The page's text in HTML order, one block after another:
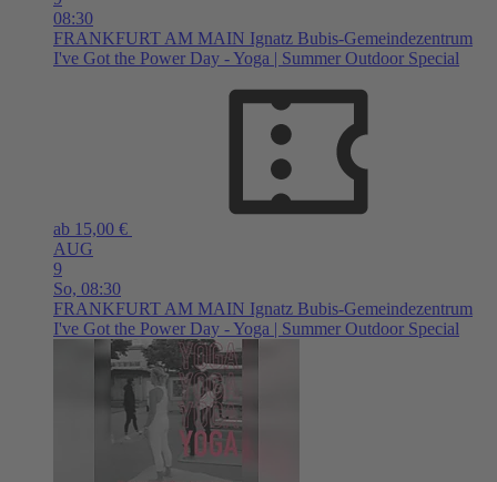
08:30
FRANKFURT AM MAIN Ignatz Bubis-Gemeindezentrum
I've Got the Power Day - Yoga | Summer Outdoor Special
ab 15,00 €
AUG
9
So, 08:30
FRANKFURT AM MAIN Ignatz Bubis-Gemeindezentrum
I've Got the Power Day - Yoga | Summer Outdoor Special